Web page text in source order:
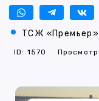
ТСЖ
ID: 1570